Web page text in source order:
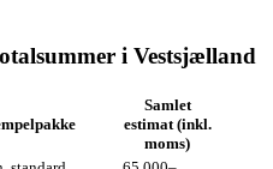
i Vestsjælland
Samlet
estimat (inkl.
moms)